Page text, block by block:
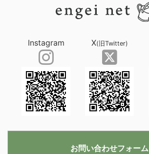
Instagram X(旧Twitter)
お問い合わせフォーム